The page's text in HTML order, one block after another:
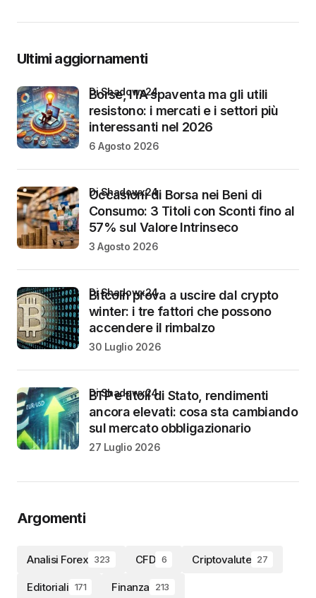
Ultimi aggiornamenti
Borse, l’IA spaventa ma gli utili
resistono: i mercati e i settori più
interessanti nel 2026
di Shadowx24
6 Agosto 2026
Occasioni di Borsa nei Beni di
Consumo: 3 Titoli con Sconti fino al
57% sul Valore Intrinseco
di Shadowx24
3 Agosto 2026
Bitcoin prova a uscire dal crypto
winter: i tre fattori che possono
accendere il rimbalzo
di Shadowx24
30 Luglio 2026
BTP e titoli di Stato, rendimenti
ancora elevati: cosa sta cambiando
sul mercato obbligazionario
di Shadowx24
27 Luglio 2026
Argomenti
Analisi Forex 323 CFD 6 Criptovalute 27
Editoriali 171 Finanza 213